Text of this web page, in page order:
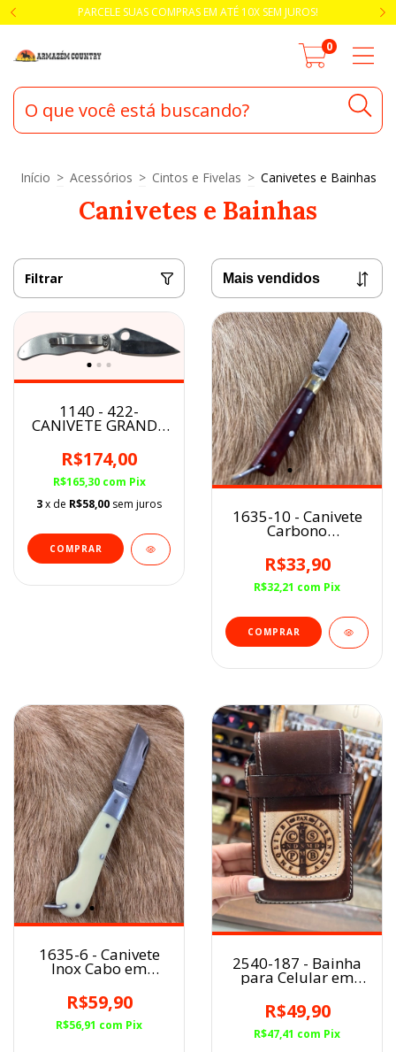
PARCELE SUAS COMPRAS EM ATÉ 10X SEM JUROS!
0
Início > Acessórios > Cintos e Fivelas > Canivetes e Bainhas
Canivetes e Bainhas
Filtrar
1140 - 422-
CANIVETE GRANDE
PRESILHA E TRAVA
VINAGRE
R$174,00
R$165,30 com Pix
3x de R$58,00 sem juros
1635-10 - Canivete
Carbono
Madeira
R$33,90
R$32,21 com Pix
1635-6 - Canivete
Inox Cabo em
R$59,90
R$56,91 com Pix
2540-187 - Bainha
para Celular em
R$49,90
R$47,41 com Pix